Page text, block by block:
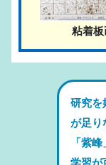
粘着板
研究を
が足り
「紫